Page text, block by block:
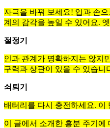
자극을 바꿔 보세요! 입과 손
계의 감각을 높일 수 있어요.
절정기
인과 관계가 명확하지는 않지
구력과 상관이 있을 수 있습
쇠퇴기
배터리를 다시 충전하세요.
이 글에서 소개한 흥분 주기